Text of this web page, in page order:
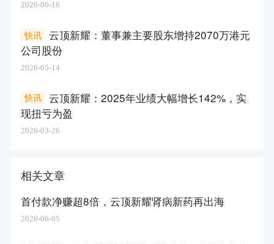
2026-06-16
云顶新耀：董事兼主要股东增持2070万港元
公司股份
快讯
2026-05-14
云顶新耀：2025年业绩大幅增长142%，实
现扭亏为盈
快讯
2026-03-26
相关文章
首付款净赚超8倍，云顶新耀肾病新药再出海
2026-06-05